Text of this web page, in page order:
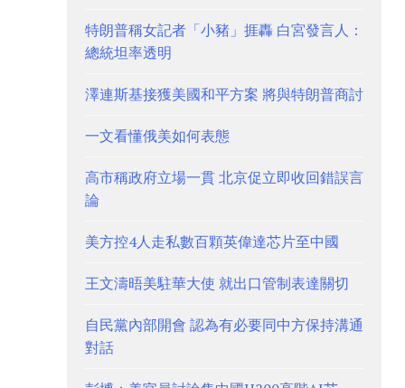
特朗普稱女記者「小豬」捱轟 白宮發言人：
總統坦率透明
澤連斯基接獲美國和平方案 將與特朗普商討
一文看懂俄美如何表態
高市稱政府立場一貫 北京促立即收回錯誤言
論
美方控4人走私數百顆英偉達芯片至中國
王文濤晤美駐華大使 就出口管制表達關切
自民黨內部開會 認為有必要同中方保持溝通
對話